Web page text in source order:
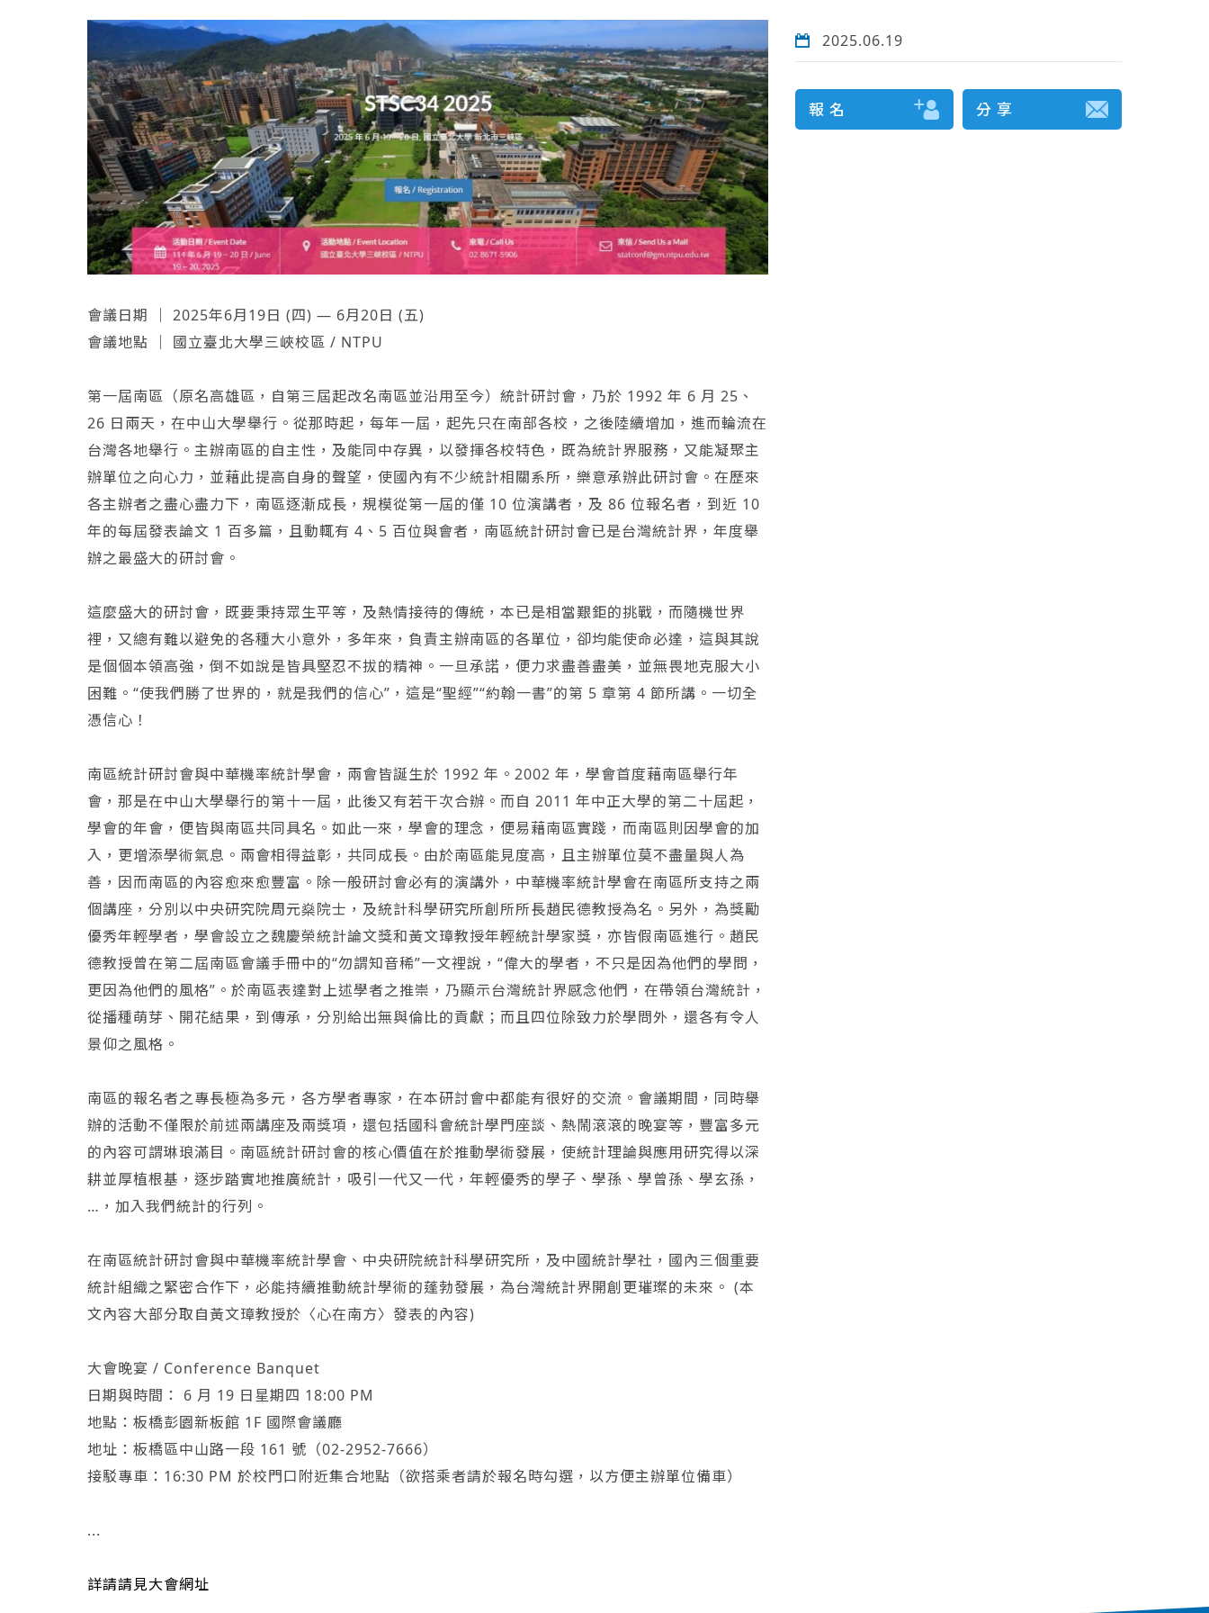
會議日期 ｜ 2025年6月19日 (四) — 6月20日 (五)
會議地點 ｜ 國立臺北大學三峽校區 / NTPU
第一屆南區（原名高雄區，自第三屆起改名南區並沿用至今）統計研討會，乃於 1992 年 6 月 25、
26 日兩天，在中山大學舉行。從那時起，每年一屆，起先只在南部各校，之後陸續增加，進而輪流在
台灣各地舉行。主辦南區的自主性，及能同中存異，以發揮各校特色，既為統計界服務，又能凝聚主
辦單位之向心力，並藉此提高自身的聲望，使國內有不少統計相關系所，樂意承辦此研討會。在歷來
各主辦者之盡心盡力下，南區逐漸成長，規模從第一屆的僅 10 位演講者，及 86 位報名者，到近 10
年的每屆發表論文 1 百多篇，且動輒有 4、5 百位與會者，南區統計研討會已是台灣統計界，年度舉
辦之最盛大的研討會。
這麼盛大的研討會，既要秉持眾生平等，及熱情接待的傳統，本已是相當艱鉅的挑戰，而隨機世界
裡，又總有難以避免的各種大小意外，多年來，負責主辦南區的各單位，卻均能使命必達，這與其說
是個個本領高強，倒不如說是皆具堅忍不拔的精神。一旦承諾，便力求盡善盡美，並無畏地克服大小
困難。“使我們勝了世界的，就是我們的信心”，這是“聖經”“約翰一書”的第 5 章第 4 節所講。一切全
憑信心！
南區統計研討會與中華機率統計學會，兩會皆誕生於 1992 年。2002 年，學會首度藉南區舉行年
會，那是在中山大學舉行的第十一屆，此後又有若干次合辦。而自 2011 年中正大學的第二十屆起，
學會的年會，便皆與南區共同具名。如此一來，學會的理念，便易藉南區實踐，而南區則因學會的加
入，更增添學術氣息。兩會相得益彰，共同成長。由於南區能見度高，且主辦單位莫不盡量與人為
善，因而南區的內容愈來愈豐富。除一般研討會必有的演講外，中華機率統計學會在南區所支持之兩
個講座，分別以中央研究院周元燊院士，及統計科學研究所創所所長趙民德教授為名。另外，為獎勵
優秀年輕學者，學會設立之魏慶榮統計論文獎和黃文璋教授年輕統計學家獎，亦皆假南區進行。趙民
德教授曾在第二屆南區會議手冊中的“勿謂知音稀”一文裡說，“偉大的學者，不只是因為他們的學問，
更因為他們的風格”。於南區表達對上述學者之推崇，乃顯示台灣統計界感念他們，在帶領台灣統計，
從播種萌芽、開花結果，到傳承，分別給出無與倫比的貢獻；而且四位除致力於學問外，還各有令人
景仰之風格。
南區的報名者之專長極為多元，各方學者專家，在本研討會中都能有很好的交流。會議期間，同時舉
辦的活動不僅限於前述兩講座及兩獎項，還包括國科會統計學門座談、熱鬧滾滾的晚宴等，豐富多元
的內容可謂琳琅滿目。南區統計研討會的核心價值在於推動學術發展，使統計理論與應用研究得以深
耕並厚植根基，逐步踏實地推廣統計，吸引一代又一代，年輕優秀的學子、學孫、學曾孫、學玄孫，
…，加入我們統計的行列。
在南區統計研討會與中華機率統計學會、中央研院統計科學研究所，及中國統計學社，國內三個重要
統計組織之緊密合作下，必能持續推動統計學術的蓬勃發展，為台灣統計界開創更璀璨的未來。 (本
文內容大部分取自黃文璋教授於〈心在南方〉發表的內容)
大會晚宴 / Conference Banquet
日期與時間： 6 月 19 日星期四 18:00 PM
地點：板橋彭園新板館 1F 國際會議廳
地址：板橋區中山路一段 161 號（02-2952-7666）
接駁專車：16:30 PM 於校門口附近集合地點（欲搭乘者請於報名時勾選，以方便主辦單位備車）
...
詳請請見大會網址
2025.06.19
報 名 分 享